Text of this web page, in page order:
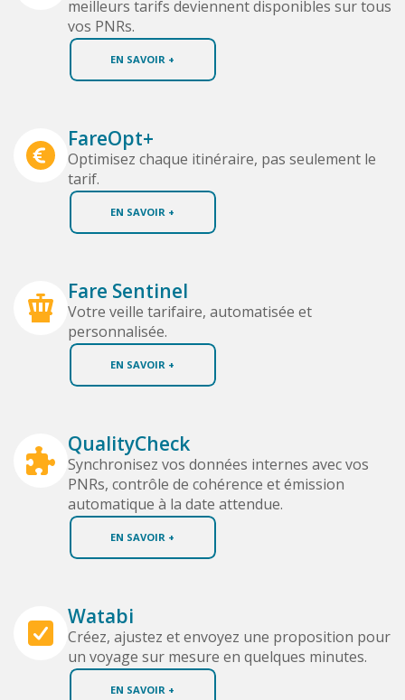
meilleurs tarifs deviennent disponibles sur tous
vos PNRs.
EN SAVOIR +
FareOpt+
Optimisez chaque itinéraire, pas seulement le
tarif.
EN SAVOIR +
Fare Sentinel
Votre veille tarifaire, automatisée et
personnalisée.
EN SAVOIR +
QualityCheck
Synchronisez vos données internes avec vos
PNRs, contrôle de cohérence et émission
automatique à la date attendue.
EN SAVOIR +
Watabi
Créez, ajustez et envoyez une proposition pour
un voyage sur mesure en quelques minutes.
EN SAVOIR +